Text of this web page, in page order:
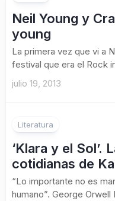
Neil Young y
young
La primera vez que vi a
festival que era el Rock
julio 19, 2013
Literatura
‘Klara y el Sol’.
cotidianas de
“Lo importante no es
humano”. George